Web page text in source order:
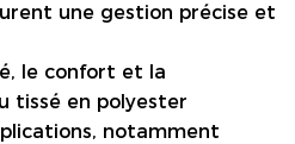
une gestion précise et
le confort et la
tissé en polyester
notamment